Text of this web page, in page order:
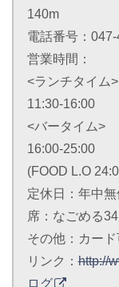
140m
電話番号：
営業時間：
<ランチタイム>
11:30-16:00
<バータイム>
16:00-25:00
(FOOD L.O
定休日：年中無
席：なごめる
その他：カー
リンク：http://
ログ